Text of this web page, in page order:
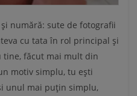
numără: sute de fotografii
cu tata în rol principal și
tine, făcut mai mult din
motiv simplu, tu ești
unul mai puțin simplu,